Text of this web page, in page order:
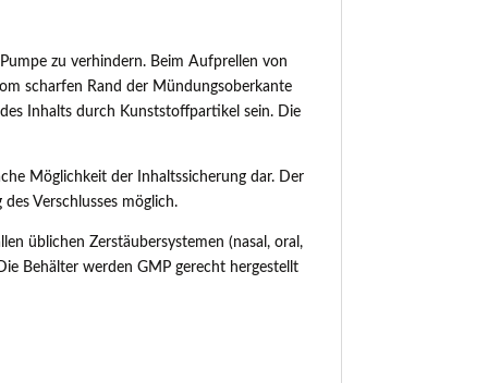
zu verhindern. Beim Aufprellen von
scharfen Rand der Mündungsoberkante
Inhalts durch Kunststoffpartikel sein. Die
Möglichkeit der Inhaltssicherung dar. Der
Verschlusses möglich.
üblichen Zerstäubersystemen (nasal, oral,
Behälter werden GMP gerecht hergestellt